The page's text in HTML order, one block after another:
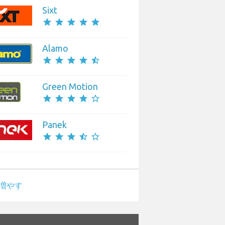
Sixt
star star star star star
Alamo
star star star star star_half
Green Motion
star star star star star_border
Panek
star star star star_half star_border
やす